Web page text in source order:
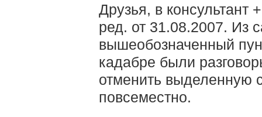
Друзья, в консультант
ред. от 31.08.2007. Из
вышеобозначенный
кадабре были
отменить выделенную
повсеместно.